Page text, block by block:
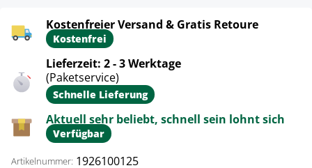
Kostenfreier Versand & Gratis Retoure
Kostenfrei
Lieferzeit: 2 - 3 Werktage
(Paketservice)
Schnelle Lieferung
Aktuell sehr beliebt, schnell sein lohnt sich
Verfügbar
Artikelnummer: 1926100125